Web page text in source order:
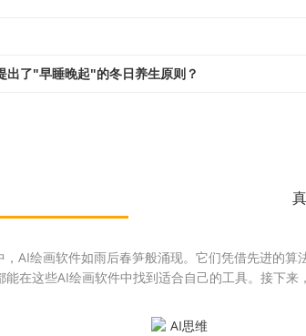
出了"早睡晚起"的冬日养生原则？
AI绘画软件如雨后春笋般涌现。它们凭借先进的
在这些AI绘画软件中找到适合自己的工具。接下来